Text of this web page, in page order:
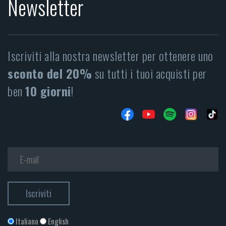
Newsletter
Iscriviti alla nostra newsletter per ottenere uno
sconto del 20%su tutti i tuoi acquisti per
ben10 giorni!
Italiano English